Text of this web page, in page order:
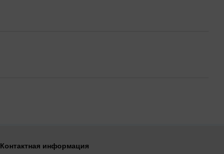
Контактная информация